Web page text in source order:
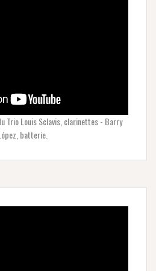
Trio Louis Sclavis, clarinettes - Barry
batterie.